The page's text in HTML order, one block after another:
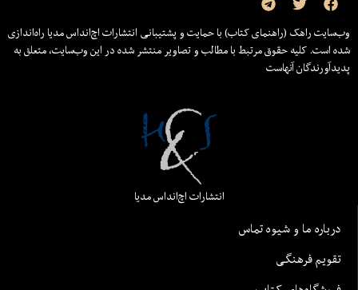
وب‌سایت راهک (راهنمای کتاب) با حمایت و پشتیبانی انتشارات اچ‌اند‌اس مدیا راه‌اندازی
شده است. کلیه حقوق مرتبط با مطالب و تصاویر منتشر شده در این وب‌سایت، متعلق به
پدیدآورندگان آنهاست
انتشارات اچ‌اند‌اس مدیا
درباره ما و شیوه تماس
تقویم فرهنگی